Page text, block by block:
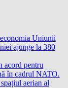
Uniunii
ajunge la 380
acord pentru
în cadrul NATO.
aerian al